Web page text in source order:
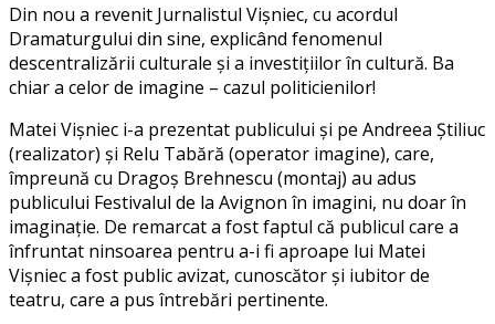
Din nou a revenit Jurnalistul Vișniec, cu acordul
Dramaturgului din sine, explicând fenomenul
descentralizării culturale și a investițiilor în cultură. Ba
chiar a celor de imagine – cazul politicienilor!
Matei Vișniec i-a prezentat publicului și pe Andreea Știliuc
(realizator) și Relu Tabără (operator imagine), care,
împreună cu Dragoș Brehnescu (montaj) au adus
publicului Festivalul de la Avignon în imagini, nu doar în
imaginație. De remarcat a fost faptul că publicul care a
înfruntat ninsoarea pentru a-i fi aproape lui Matei
Vișniec a fost public avizat, cunoscător și iubitor de
teatru, care a pus întrebări pertinente.